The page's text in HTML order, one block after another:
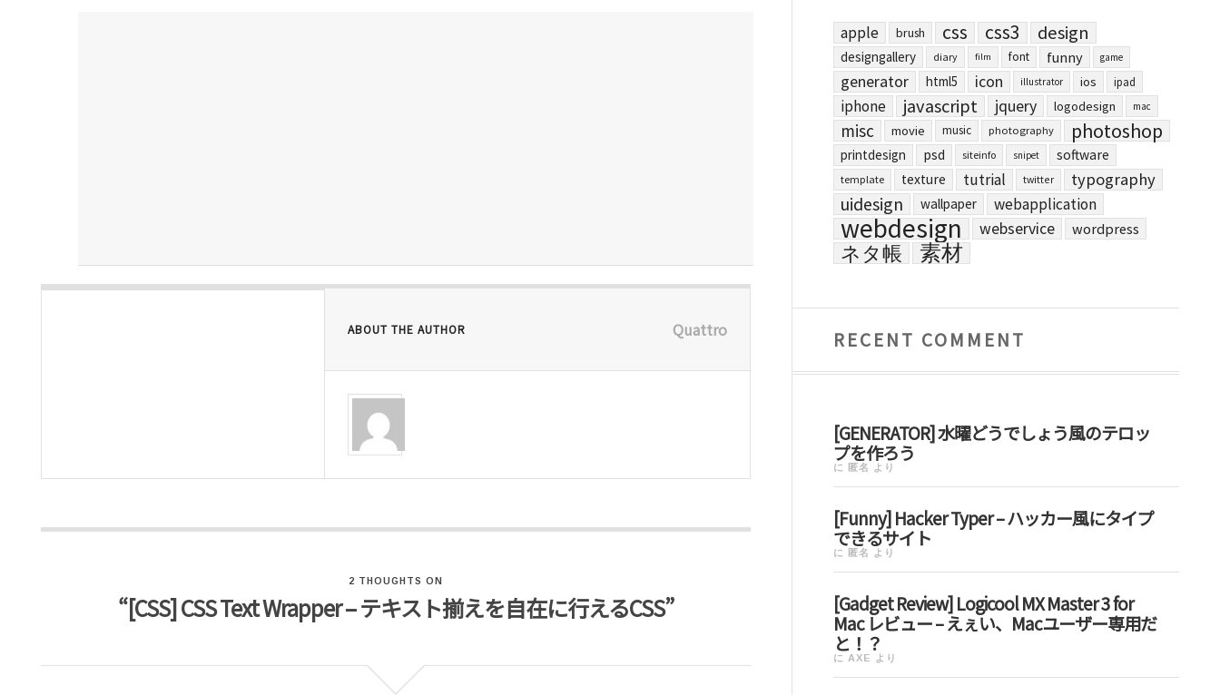
ABOUT THE AUTHOR Quattro
2 THOUGHTS ON
“[CSS] CSS Text Wrapper – テキスト揃えを自在に行えるCSS”
apple brush css css3 design
designgallery diary film font funny game
generator html5 icon illustrator ios ipad
iphone javascript jquery logodesign mac
misc movie music photography photoshop
printdesign psd siteinfo snipet software
template texture tutrial twitter typography
uidesign wallpaper webapplication
webdesign webservice wordpress
ネタ帳 素材
RECENT COMMENT
[GENERATOR] 水曜どうでしょう風のテロッ
プを作ろう
に 匿名 より
[Funny] Hacker Typer – ハッカー風にタイプ
できるサイト
に 匿名 より
[Gadget Review] Logicool MX Master 3 for
Mac レビュー – えぇい、Macユーザー専用だ
と！？
に AXE より